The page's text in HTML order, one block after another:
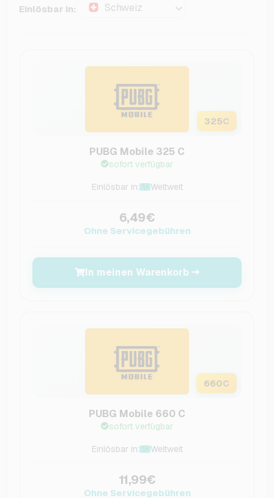
Einlösbar in: Schweiz
325C
PUBG Mobile 325 C
sofort verfügbar
Einlösbar in: Weltweit
6,49€
Ohne Servicegebühren
In meinen Warenkorb
660C
PUBG Mobile 660 C
sofort verfügbar
Einlösbar in: Weltweit
11,99€
Ohne Servicegebühren